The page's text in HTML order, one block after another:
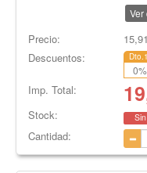
Ver
Precio: 15,91
Descuentos:
Dto.1
0%
Imp. Total:
Stock:
Cantidad: